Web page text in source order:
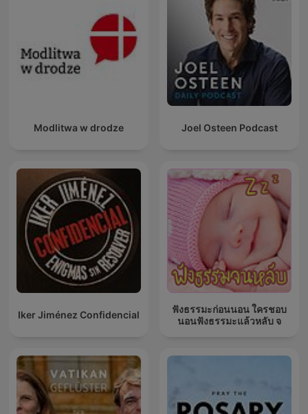
Modlitwa w drodze Joel Osteen Podcast
Iker Jiménez Confidencial
ฟังธรรมะก่อนนอน ใครชอบ
นอนฟังธรรมะแล้วหลับ จ